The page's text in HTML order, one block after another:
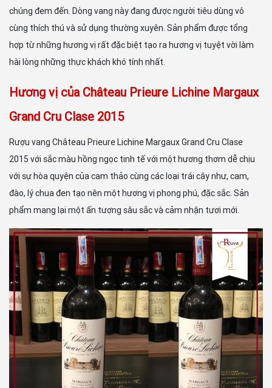
chúng đem đến. Dòng vang này đang được người tiêu dùng vô
cùng thích thú và sử dụng thường xuyên. Sản phẩm được tổng
hợp từ những hương vị rất đặc biệt tạo ra hương vị tuyệt vời làm
hài lòng những thực khách khó tính nhất.
Hương vị của Château Prieure Lichine Margaux
Grand Cru Clase 2015
Rượu vang Château Prieure Lichine Margaux Grand Cru Clase
2015 với sắc màu hồng ngọc tinh tế với một hương thơm dễ chịu
với sự hòa quyện của cam thảo cùng các loại trái cây như, cam,
đào, lý chua đen tạo nên một hương vị phong phú, đặc sắc. Sản
phẩm mang lại một ấn tượng sâu sắc và cảm nhận tươi mới.